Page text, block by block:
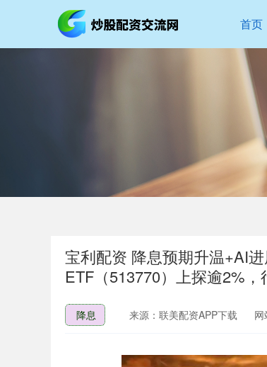
首页
宝利配资 降息预期升温+AI
ETF（513770）上探逾2%，
降息 来源：联美配资APP下载